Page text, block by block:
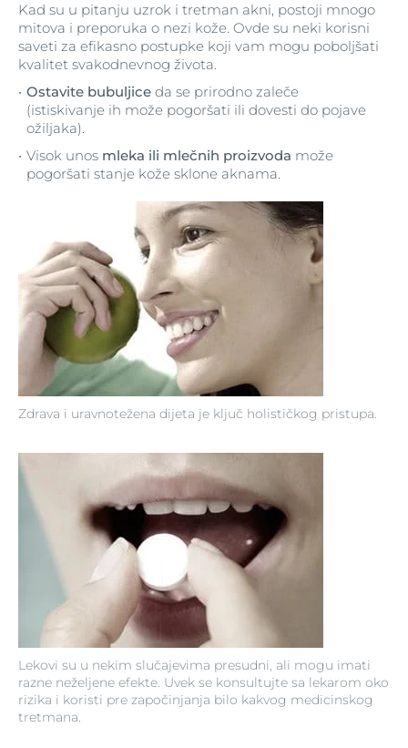
Zdrava i uravnotežena dijeta je ključ holističkog pristupa.
Lekovi su u nekim slučajevima presudni, ali mogu imati
razne neželjene efekte. Uvek se konsultujte sa lekarom oko
rizika i koristi pre započinjanja bilo kakvog medicinskog
tretmana.
Kad su u pitanju uzrok i tretman akni, postoji mnogo
mitova i preporuka o nezi kože. Ovde su neki korisni
saveti za efikasno postupke koji vam mogu poboljšati
kvalitet svakodnevnog života.
Ostavite bubuljice da se prirodno zaleče
(istiskivanje ih može pogoršati ili dovesti do pojave
ožiljaka).
Visok unos mleka ili mlečnih proizvoda može
pogoršati stanje kože sklone aknama.